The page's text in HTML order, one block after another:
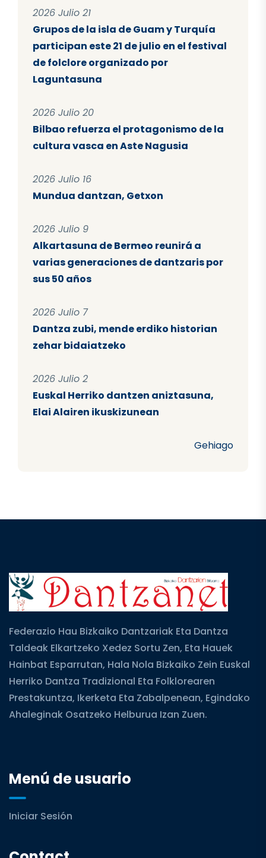
2026 Julio 21
Grupos de la isla de Guam y Turquía
participan este 21 de julio en el festival
de folclore organizado por
Laguntasuna
2026 Julio 20
Bilbao refuerza el protagonismo de la
cultura vasca en Aste Nagusia
2026 Julio 16
Mundua dantzan, Getxon
2026 Julio 9
Alkartasuna de Bermeo reunirá a
varias generaciones de dantzaris por
sus 50 años
2026 Julio 7
Dantza zubi, mende erdiko historian
zehar bidaiatzeko
2026 Julio 2
Euskal Herriko dantzen aniztasuna,
Elai Alairen ikuskizunean
Gehiago
Federazio Hau Bizkaiko Dantzariak Eta Dantza
Taldeak Elkartzeko Xedez Sortu Zen, Eta Hauek
Hainbat Esparrutan, Hala Nola Bizkaiko Zein Euskal
Herriko Dantza Tradizional Eta Folklorearen
Prestakuntza, Ikerketa Eta Zabalpenean, Egindako
Ahaleginak Osatzeko Helburua Izan Zuen.
Menú de usuario
Iniciar Sesión